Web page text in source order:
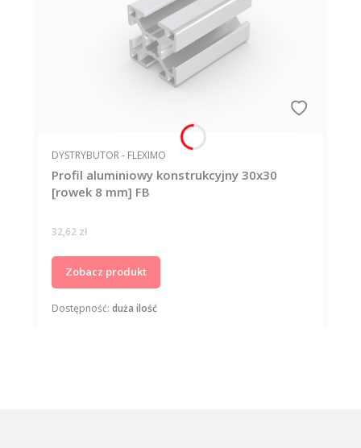
Profil aluminiowy konstrukcyjny 30x30
[rowek 8 mm] FB
PRODUCENT
DYSTRYBUTOR - FLEXIMO
Cena
32,62 zł
Zobacz produkt
Dostępność: duża ilość